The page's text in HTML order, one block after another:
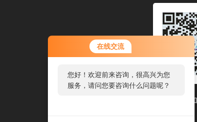
在线交流
您好！欢迎前来咨询，很高兴为您
服务，请问您要咨询什么问题呢？
扫码